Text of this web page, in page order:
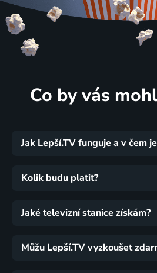
Co by vás
Jak Lepší.TV funguje a v čem
Kolik budu platit?
Jaké televizní stanice získám?
Můžu Lepší.TV vyzkoušet